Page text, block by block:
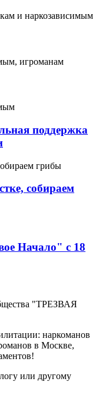
поддержка
собираем
Начало" с 18
"ТРЕЗВАЯ
наркоманов
в Москве,
или другому